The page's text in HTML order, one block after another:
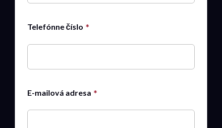
Telefónne číslo
E-mailová adresa